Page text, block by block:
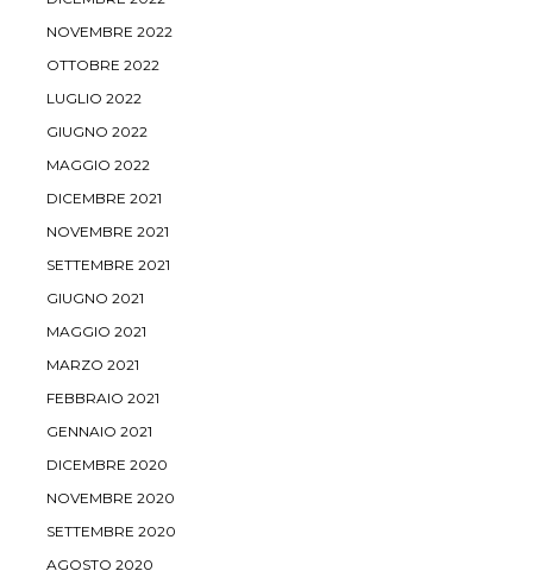
NOVEMBRE 2022
OTTOBRE 2022
LUGLIO 2022
GIUGNO 2022
MAGGIO 2022
DICEMBRE 2021
NOVEMBRE 2021
SETTEMBRE 2021
GIUGNO 2021
MAGGIO 2021
MARZO 2021
FEBBRAIO 2021
GENNAIO 2021
DICEMBRE 2020
NOVEMBRE 2020
SETTEMBRE 2020
AGOSTO 2020